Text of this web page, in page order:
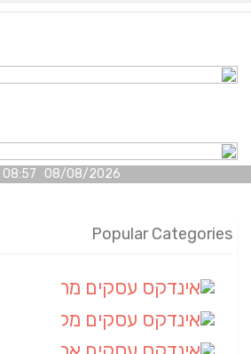
08/08/2026 08:57 08
Popular Categories